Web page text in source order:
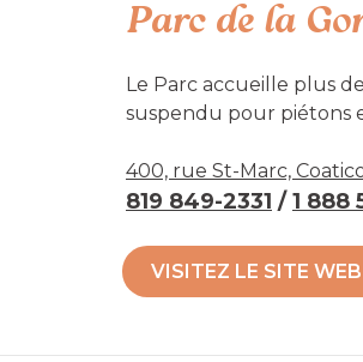
Accessibilité mobilité
Parc de la
Le Parc accueille plus
suspendu pour piétons
pédestre et de vélo de
les nombreuses activités
* NOUVEAUTÉ * Ne
montagne; des
400, rue St-Marc,
819 849-2331 /1 888
VISITEZ LE SITE WEB